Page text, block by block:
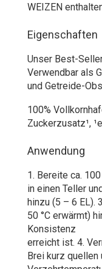
WEIZEN
Eigenschaften
Unser Best-
Verwendbar als
und Getreide-
100%
Zuckerzusatz¹,
Anwendung
1. Bereite ca.
in einen Teller
hinzu (5 – 6 EL).
50 °C erwärmt)
Konsistenz
erreicht ist. 4.
Brei kurz quellen